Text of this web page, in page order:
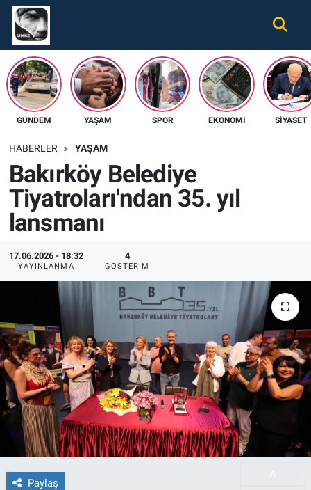
GÜNDEM YAŞAM SPOR EKONOMI SIYASET
HABERLER YAŞAM
Bakırköy Belediye
Tiyatroları'ndan 35. yıl
lansmanı
17.06.2026 - 18:32
YAYINLANMA
4
GÖSTERIM
Paylaş
Gündem
Ekonomi
Spor
Tüm Haberler
İletişim
Künye
Nöbetçi Eczaneler
Hava Durumu
Namaz Vakitleri
Süper Lig Puan Durumu ve Fikstür
Tüm Manşetler
Son Dakika Haberleri
Haber Arşivi